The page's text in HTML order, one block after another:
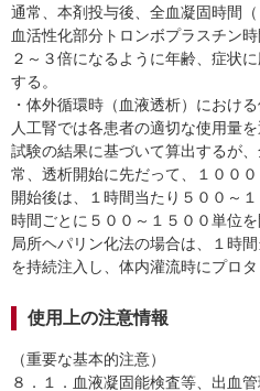
通常、本剤投与後、全血凝固時間
血活性化部分トロンボプラスチン
２～３倍になるように年齢、症状
する。
・体外循環時（血液透析）におけ
人工腎では各患者の適切な使用量
試験の結果に基づいて算出するが
常、透析開始に先だって、１００
開始後は、１時間当たり５００～
時間ごとに５００～１５００単位を
局所ヘパリン化法の場合は、１時
を持続注入し、体内灌流時にプロタ
使用上の注意情報
（重要な基本的注意）
８．１．血液凝固能検査等、出血